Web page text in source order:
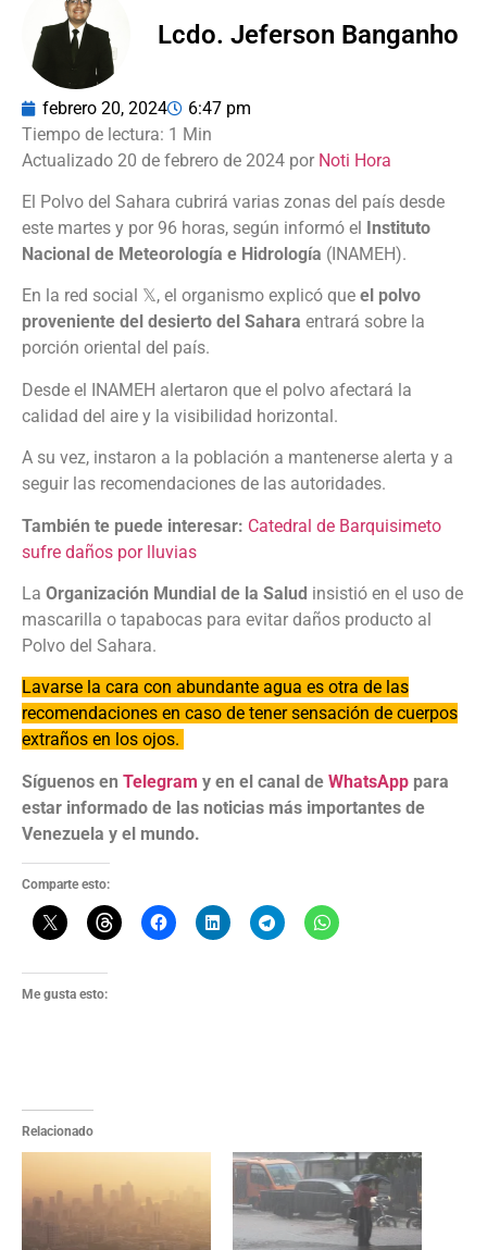
Lcdo. Jeferson Banganho
febrero 20, 2024 6:47 pm
Actualizado 20 de febrero de 2024 por Noti Hora
El Polvo del Sahara cubrirá varias zonas del país desde
este martes y por 96 horas, según informó el Instituto
Nacional de Meteorología e Hidrología (INAMEH).
En la red social 𝕏, el organismo explicó que el polvo
proveniente del desierto del Sahara entrará sobre la
porción oriental del país.
Desde el INAMEH alertaron que el polvo afectará la
calidad del aire y la visibilidad horizontal.
A su vez, instaron a la población a mantenerse alerta y a
seguir las recomendaciones de las autoridades.
También te puede interesar: Catedral de Barquisimeto
sufre daños por lluvias
La Organización Mundial de la Salud insistió en el uso de
mascarilla o tapabocas para evitar daños producto al
Polvo del Sahara.
Lavarse la cara con abundante agua es otra de las
recomendaciones en caso de tener sensación de cuerpos
extraños en los ojos.
Síguenos en Telegram y en el canal de WhatsApp para
estar informado de las noticias más importantes de
Venezuela y el mundo.
Comparte esto:
Me gusta esto:
Relacionado